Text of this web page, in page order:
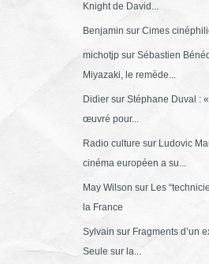
Knight de David...
Benjamin sur Cimes
michotjpsur Sébastien
Miyazaki, le remède...
Didiersur Stéphane Duval :
œuvré pour...
Radio culture sur Ludovic
cinéma européen a su...
May Wilson sur Les
la France
Sylvain sur Fragments d’un
Seule sur la...